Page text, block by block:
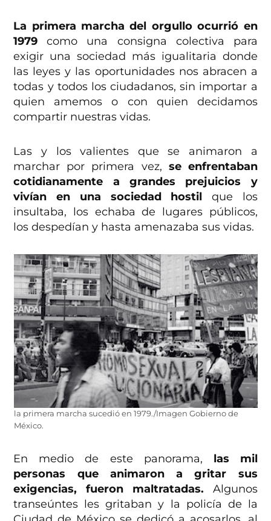
La primera marcha del orgullo ocurrió en
1979como una consigna colectiva para
exigir una sociedad más igualitaria donde
las leyes y las oportunidades nos abracen a
todas y todos los ciudadanos, sin importar a
quien amemos o con quien decidamos
compartir nuestras vidas.
Las y los valientes que se animaron a
marchar por primera vez, se enfrentaban
cotidianamente a grandes prejuicios y
vivían en una sociedad hostil que los
insultaba, los echaba de lugares públicos,
los despedían y hasta amenazaba sus vidas.
la primera marcha sucedió en 1979./Imagen Gobierno de
México.
En medio de este panorama, las mil
personas que animaron a gritar sus
exigencias, fueron maltratadas. Algunos
transeúntes les gritaban y la policía de la